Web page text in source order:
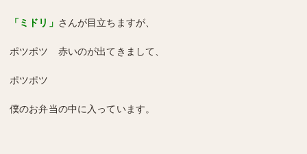
「ミドリ」 さんが目立ちますが、
ポツポツ 赤いのが出てきまして、
ポツポツ
僕のお弁当の中に入っています。